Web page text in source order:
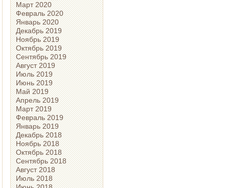
Март 2020
Февраль 2020
Январь 2020
Декабрь 2019
Ноябрь 2019
Октябрь 2019
Сентябрь 2019
Август 2019
Июль 2019
Июнь 2019
Май 2019
Апрель 2019
Март 2019
Февраль 2019
Январь 2019
Декабрь 2018
Ноябрь 2018
Октябрь 2018
Сентябрь 2018
Август 2018
Июль 2018